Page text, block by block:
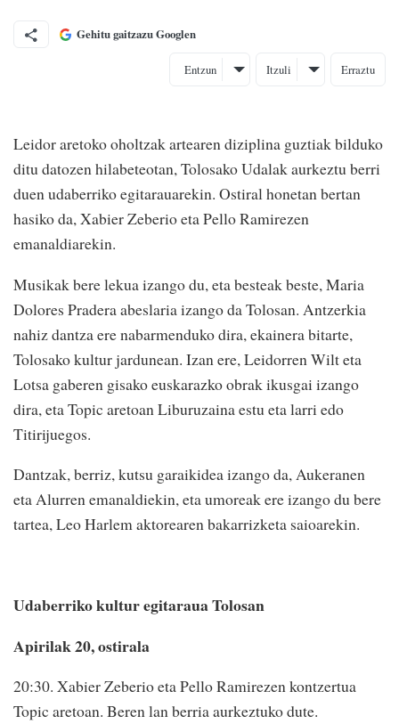
Gehitu gaitzazu Googlen
Entzun Itzuli Erraztu
Leidor aretoko oholtzak artearen diziplina guztiak bilduko
ditu datozen hilabeteotan, Tolosako Udalak aurkeztu berri
duen udaberriko egitarauarekin. Ostiral honetan bertan
hasiko da, Xabier Zeberio eta Pello Ramirezen
emanaldiarekin.
Musikak bere lekua izango du, eta besteak beste, Maria
Dolores Pradera abeslaria izango da Tolosan. Antzerkia
nahiz dantza ere nabarmenduko dira, ekainera bitarte,
Tolosako kultur jardunean. Izan ere, Leidorren Wilt eta
Lotsa gaberen gisako euskarazko obrak ikusgai izango
dira, eta Topic aretoan Liburuzaina estu eta larri edo
Titirijuegos.
Dantzak, berriz, kutsu garaikidea izango da, Aukeranen
eta Alurren emanaldiekin, eta umoreak ere izango du bere
tartea, Leo Harlem aktorearen bakarrizketa saioarekin.
Udaberriko kultur egitaraua Tolosan
Apirilak 20, ostirala
20:30. Xabier Zeberio eta Pello Ramirezen kontzertua
Topic aretoan. Beren lan berria aurkeztuko dute.